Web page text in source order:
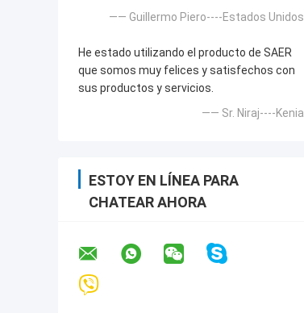
—— Guillermo Piero----Estados Unidos
He estado utilizando el producto de SAER
que somos muy felices y satisfechos con
sus productos y servicios.
—— Sr. Niraj----Kenia
ESTOY EN LÍNEA PARA
CHATEAR AHORA